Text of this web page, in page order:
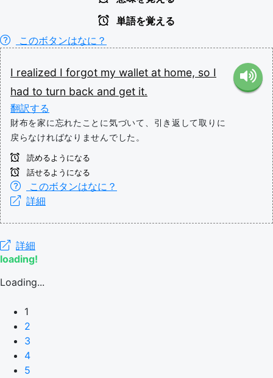
単語を覚える
このボタンはなに？
I realized I forgot my wallet at home, so I
had to turn back and get it.
翻訳する
財布を家に忘れたことに気づいて、引き返して取りに
戻らなければなりませんでした。
読めるようになる
話せるようになる
このボタンはなに？
詳細
詳細
loading!
Loading...
1
2
3
4
5